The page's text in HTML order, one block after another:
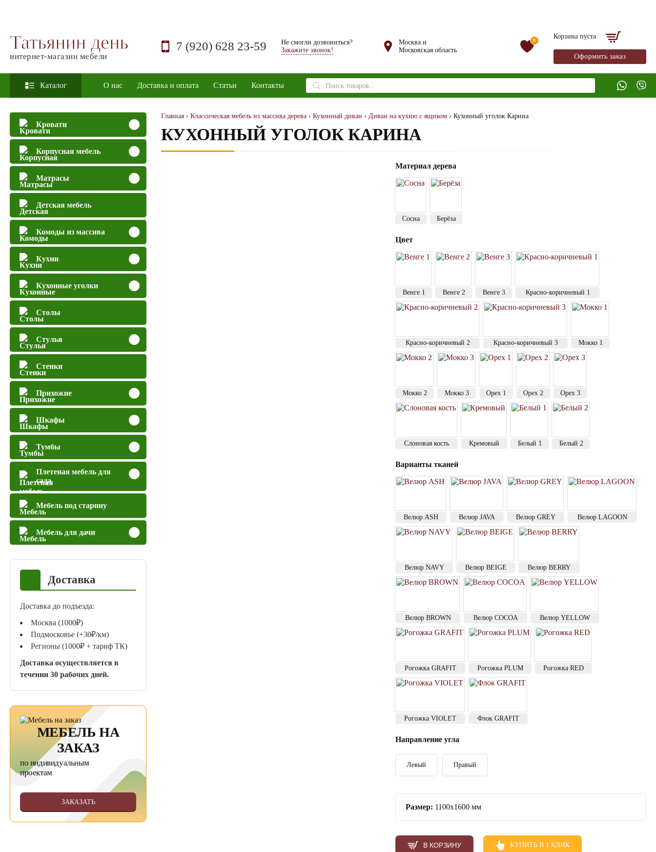
Татьянин день
интернет-магазин мебели
7 (920) 628 23-59
Не смогли дозвониться?
Закажите звонок!
Москва и
Московская область
0
Корзина пуста
Оформить заказ
Каталог О нас Доставка и оплата Статьи Контакты
Поиск
товаров
Кровати
Корпусная мебель
Матрасы
Детская мебель
Комоды из массива
Кухни
Кухонные уголки
Столы
Стулья
Стенки
Прихожие
Шкафы
Тумбы
Плетеная мебель для
сада
Мебель под старину
Мебель для дачи
Доставка
Доставка до подъезда:
Москва (1000₽)
Подмосковье (+30₽/км)
Регионы (1000₽ + тариф ТК)
Доставка осуществляется в
течении 30 рабочих дней.
МЕБЕЛЬ НА
ЗАКАЗ
по индивидуальным
проектам
ЗАКАЗАТЬ
Главная › Классическая мебель из массива дерева › Кухонный диван › Диван на кухню с ящиком › Кухонный уголок Карина
КУХОННЫЙ УГОЛОК КАРИНА
Материал дерева
Сосна Берёза
Цвет
Венге 1 Венге 2 Венге 3 Красно-коричневый 1
Красно-коричневый 2 Красно-коричневый 3 Мокко 1
Мокко 2 Мокко 3 Орех 1 Орех 2 Орех 3
Слоновая кость Кремовый Белый 1 Белый 2
Варианты тканей
Велюр ASH Велюр JAVA Велюр GREY Велюр LAGOON
Велюр NAVY Велюр BEIGE Велюр BERRY
Велюр BROWN Велюр COCOA Велюр YELLOW
Рогожка GRAFIT Рогожка PLUM Рогожка RED
Рогожка VIOLET Флок GRAFIT
Направление угла
Левый Правый
Размер: 1100х1600 мм
В КОРЗИНУ КУПИТЬ В 1 КЛИК